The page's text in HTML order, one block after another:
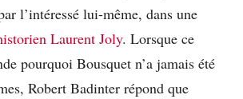
l’intéressé lui-même, dans une
Laurent Joly. Lorsque ce
pourquoi Bousquet n’a jamais été
Robert Badinter répond que